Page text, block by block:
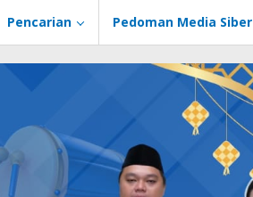
Pencarian Pedoman Media Siber